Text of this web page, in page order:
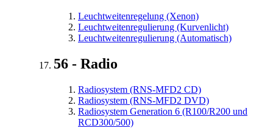
Leuchtweitenregelung (Xenon)
Leuchtweitenregulierung (Kurvenlicht)
Leuchtweitenregulierung (Automatisch)
56 - Radio
Radiosystem (RNS-MFD2 CD)
Radiosystem (RNS-MFD2 DVD)
Radiosystem Generation 6 (R100/R200 und
RCD300/500)